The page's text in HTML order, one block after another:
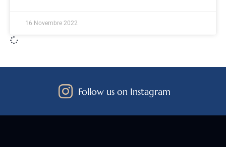
16 Novembre 2022
Follow us on Instagram